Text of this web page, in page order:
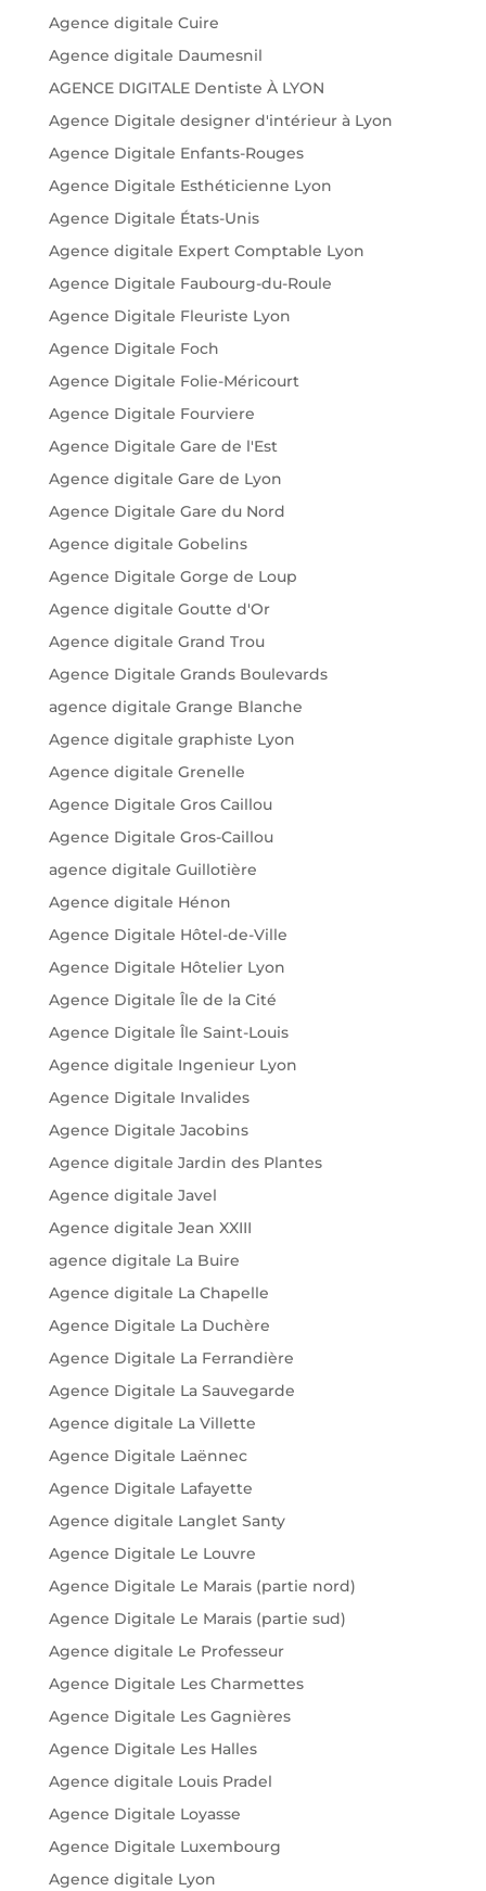
Agence digitale Cuire
Agence digitale Daumesnil
AGENCE DIGITALE Dentiste À LYON
Agence Digitale designer d'intérieur à Lyon
Agence Digitale Enfants-Rouges
Agence Digitale Esthéticienne Lyon
Agence Digitale États-Unis
Agence digitale Expert Comptable Lyon
Agence Digitale Faubourg-du-Roule
Agence Digitale Fleuriste Lyon
Agence Digitale Foch
Agence Digitale Folie-Méricourt
Agence Digitale Fourviere
Agence Digitale Gare de l'Est
Agence digitale Gare de Lyon
Agence Digitale Gare du Nord
Agence digitale Gobelins
Agence Digitale Gorge de Loup
Agence digitale Goutte d'Or
Agence digitale Grand Trou
Agence Digitale Grands Boulevards
agence digitale Grange Blanche
Agence digitale graphiste Lyon
Agence digitale Grenelle
Agence Digitale Gros Caillou
Agence Digitale Gros-Caillou
agence digitale Guillotière
Agence digitale Hénon
Agence Digitale Hôtel-de-Ville
Agence Digitale Hôtelier Lyon
Agence Digitale Île de la Cité
Agence Digitale Île Saint-Louis
Agence digitale Ingenieur Lyon
Agence Digitale Invalides
Agence Digitale Jacobins
Agence digitale Jardin des Plantes
Agence digitale Javel
Agence digitale Jean XXIII
agence digitale La Buire
Agence digitale La Chapelle
Agence Digitale La Duchère
Agence Digitale La Ferrandière
Agence Digitale La Sauvegarde
Agence digitale La Villette
Agence Digitale Laënnec
Agence Digitale Lafayette
Agence digitale Langlet Santy
Agence Digitale Le Louvre
Agence Digitale Le Marais (partie nord)
Agence Digitale Le Marais (partie sud)
Agence digitale Le Professeur
Agence Digitale Les Charmettes
Agence Digitale Les Gagnières
Agence Digitale Les Halles
Agence digitale Louis Pradel
Agence Digitale Loyasse
Agence Digitale Luxembourg
Agence digitale Lyon